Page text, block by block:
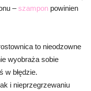
–szampon powinien
to nieodzowne
wyobraża sobie
w błędzie.
i nieprzegrzewaniu